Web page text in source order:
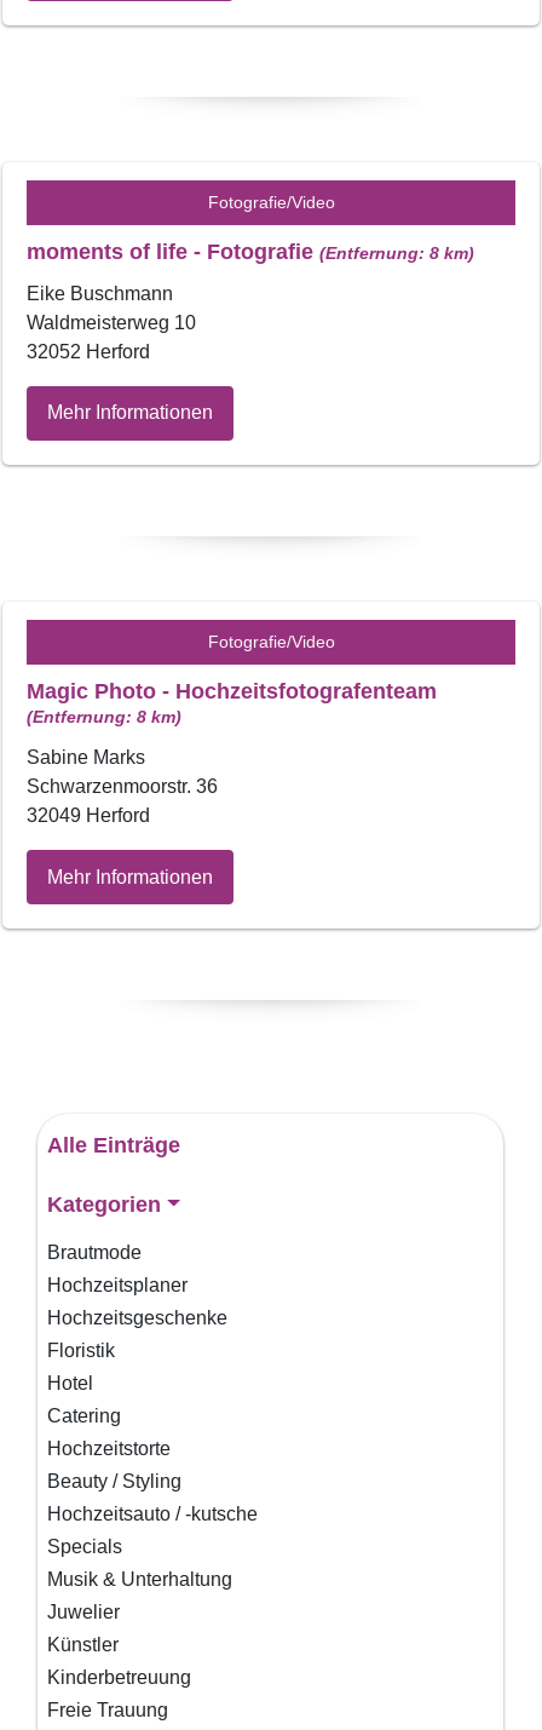
Fotografie/Video
moments of life - Fotografie (Entfernung: 8 km)
Eike Buschmann
Waldmeisterweg 10
32052 Herford
Mehr Informationen
Fotografie/Video
Magic Photo - Hochzeitsfotografenteam
(Entfernung: 8 km)
Sabine Marks
Schwarzenmoorstr. 36
32049 Herford
Mehr Informationen
Alle Einträge
Kategorien
Brautmode
Hochzeitsplaner
Hochzeitsgeschenke
Floristik
Hotel
Catering
Hochzeitstorte
Beauty / Styling
Hochzeitsauto / -kutsche
Specials
Musik & Unterhaltung
Juwelier
Künstler
Kinderbetreuung
Freie Trauung